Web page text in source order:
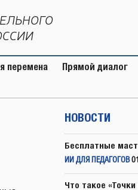
перемена Прямой диалог
НОВОСТИ
Бесплатные
ИИ ДЛЯ ПЕДАГОГОВ
Что такое